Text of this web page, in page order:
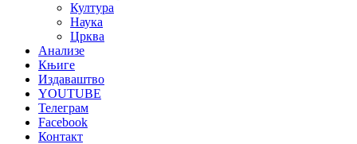
Култура
Наука
Црква
Анализе
Књиге
Издаваштво
YOUTUBE
Телеграм
Facebook
Контакт